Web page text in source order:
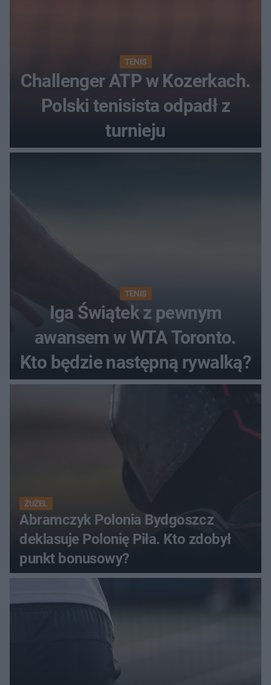
TENIS
Challenger ATP w Kozerkach.
Polski tenisista odpadł z
turnieju
TENIS
Iga Świątek z pewnym
awansem w WTA Toronto.
Kto będzie następną rywalką?
ŻUŻEL
Abramczyk Polonia Bydgoszcz
deklasuje Polonię Piła. Kto zdobył
punkt bonusowy?